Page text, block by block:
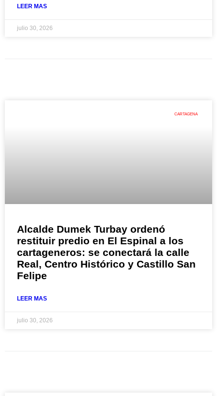
LEER MAS
julio 30, 2026
CARTAGENA
Alcalde Dumek Turbay ordenó
restituir predio en El Espinal a los
cartageneros: se conectará la calle
Real, Centro Histórico y Castillo San
Felipe
LEER MAS
julio 30, 2026